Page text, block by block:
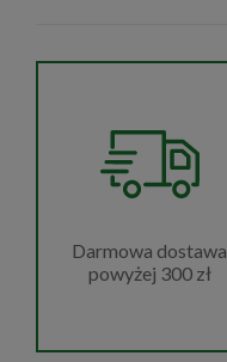
Darmowa dostawa
powyżej 300 zł